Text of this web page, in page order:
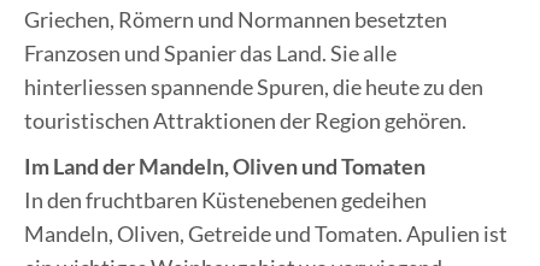
Griechen, Römern und Normannen besetzten
Franzosen und Spanier das Land. Sie alle
hinterliessen spannende Spuren, die heute zu den
touristischen Attraktionen der Region gehören.
Im Land der Mandeln, Oliven und Tomaten
In den fruchtbaren Küstenebenen gedeihen
Mandeln, Oliven, Getreide und Tomaten. Apulien ist